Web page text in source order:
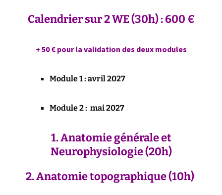
Calendrier sur 2 WE (30h) : 600 €
+ 50 € pour la validation des deux modules
Module 1 : avril 2027
Module 2 : mai 2027
1. Anatomie générale et
Neurophysiologie(20h)
2. Anatomietopographique(10h)